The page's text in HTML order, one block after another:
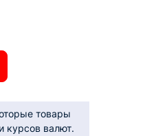
товары
курсов валют.